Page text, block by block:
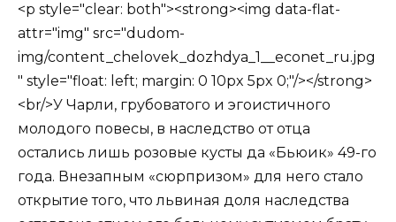
<p style="clear: both"><strong><img data-flat-
attr="img" src="dudom-
img/content_chelovek_dozhdya_1__econet_ru.jpg
" style="float: left; margin: 0 10px 5px 0;"/></strong>
<br/>У Чарли, грубоватого и эгоистичного
молодого повесы, в наследство от отца
остались лишь розовые кусты да «Бьюик» 49-го
года. Внезапным «сюрпризом» для него стало
открытие того, что львиная доля наследства